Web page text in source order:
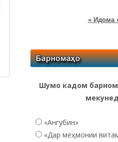
» Идома
Шумо кадом
«Ангубин»
«Дар меҳмонии